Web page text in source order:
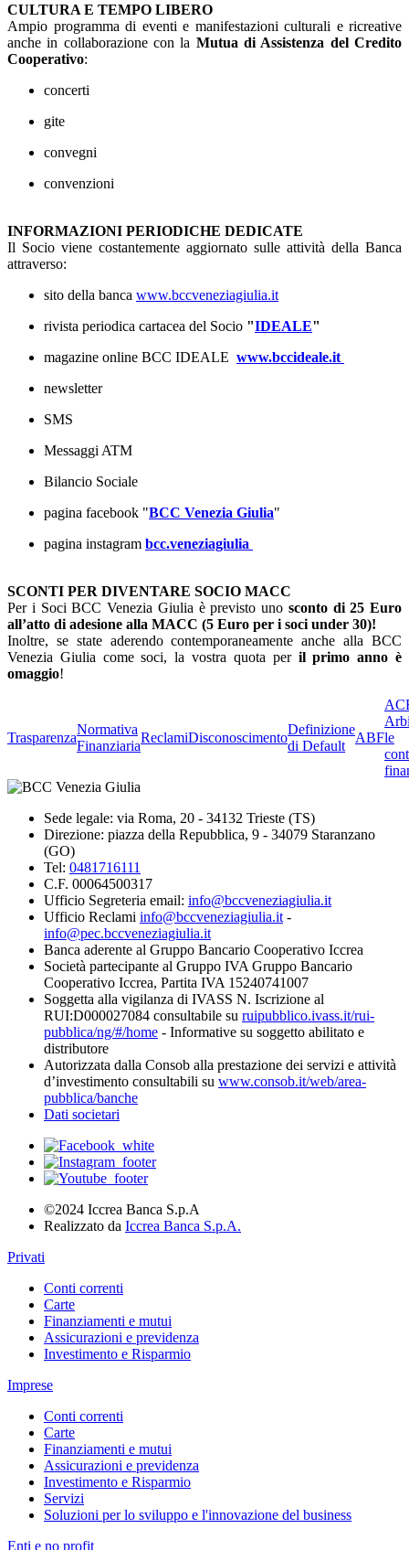
CULTURA E TEMPO LIBERO
Ampio programma di eventi e manifestazioni culturali e ricreative
anche in collaborazione con la Mutua di Assistenza del Credito
Cooperativo:
concerti
gite
convegni
convenzioni
INFORMAZIONI PERIODICHE DEDICATE
Il Socio viene costantemente aggiornato sulle attività della Banca
attraverso:
sito della banca www.bccveneziagiulia.it
rivista periodica cartacea del Socio "IDEALE"
magazine online BCC IDEALE www.bccideale.it
newsletter
SMS
Messaggi ATM
Bilancio Sociale
pagina facebook "BCC Venezia Giulia"
pagina instagram bcc.veneziagiulia
SCONTI PER DIVENTARE SOCIO MACC
Per i Soci BCC Venezia Giulia è previsto uno sconto di 25 Euro
all’atto di adesione alla MACC (5 Euro per i soci under 30)!
Inoltre, se state aderendo contemporaneamente anche alla BCC
Venezia Giulia come soci, la vostra quota per il primo anno è
omaggio!
Trasparenza
Normativa
Finanziaria
ReclamiDisconoscimento
Definizione
di Default
ABFle
Sede legale: via Roma, 20 - 34132 Trieste (TS)
Direzione: piazza della Repubblica, 9 - 34079 Staranzano
(GO)
Tel: 0481716111
C.F. 00064500317
Ufficio Segreteria email: info@bccveneziagiulia.it
Ufficio Reclami info@bccveneziagiulia.it -
info@pec.bccveneziagiulia.it
Banca aderente al Gruppo Bancario Cooperativo Iccrea
Società partecipante al Gruppo IVA Gruppo Bancario
Cooperativo Iccrea, Partita IVA 15240741007
Soggetta alla vigilanza di IVASS N. Iscrizione al
RUI:D000027084 consultabile su ruipubblico.ivass.it/rui-
pubblica/ng/#/home - Informative su soggetto abilitato e
distributore
Autorizzata dalla Consob alla prestazione dei servizi e attività
d’investimento consultabili su www.consob.it/web/area-
pubblica/banche
Dati societari
©2024 Iccrea Banca S.p.A
Realizzato da Iccrea Banca S.p.A.
Privati
Conti correnti
Carte
Finanziamenti e mutui
Assicurazioni e previdenza
Investimento e Risparmio
Imprese
Conti correnti
Carte
Finanziamenti e mutui
Assicurazioni e previdenza
Investimento e Risparmio
Servizi
Soluzioni per lo sviluppo e l'innovazione del business
Enti e no profit